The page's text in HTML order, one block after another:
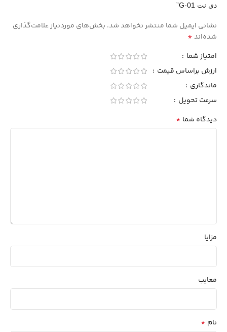
دی نت G-01”
نشانی ایمیل شما منتشر نخواهد شد. بخش‌های موردنیاز علامت‌گذاری
شده‌اند*
امتیاز شما
ارزش براساس قیمت
ماندگاری
سرعت تحویل
دیدگاه شما *
مزایا
معایب
نام *